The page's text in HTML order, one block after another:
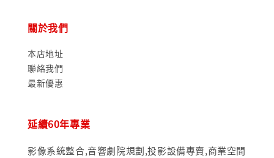
關於我們
本店地址
聯絡我們
最新優惠
延續60年專業
影像系統整合,音響劇院規劃,投影設備專賣,商業空間